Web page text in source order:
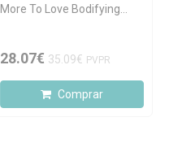
More To Love Bodifying
28.07€ 35.09€ PVPR
Comprar